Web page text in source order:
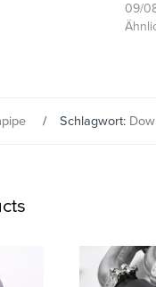
09/
Schlagwort: